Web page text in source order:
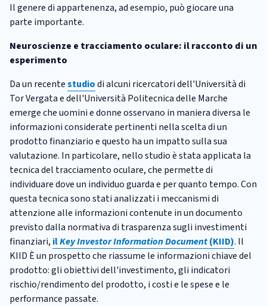
Il genere di appartenenza, ad esempio, può giocare una
parte importante.
Neuroscienze e tracciamento oculare: il racconto di un
esperimento
Da un recentestudiodi alcuni ricercatori dell'Università di
Tor Vergata e dell'Università Politecnica delle Marche
emerge che uomini e donne osservano in maniera diversa le
informazioni considerate pertinenti nella scelta di un
prodotto finanziario e questo ha un impatto sulla sua
valutazione. In particolare, nello studio è stata applicata la
tecnica del tracciamento oculare, che permette di
individuare dove un individuo guarda e per quanto tempo. Con
questa tecnica sono stati analizzati i meccanismi di
attenzione alle informazioni contenute in un documento
previsto dalla normativa di trasparenza sugli investimenti
finanziari, ilKey Investor Information Document(KIID). Il
KIID È un prospetto che riassume le informazioni chiave del
prodotto: gli obiettivi dell'investimento, gli indicatori
rischio/rendimento del prodotto, i costi e le spese e le
performance passate.